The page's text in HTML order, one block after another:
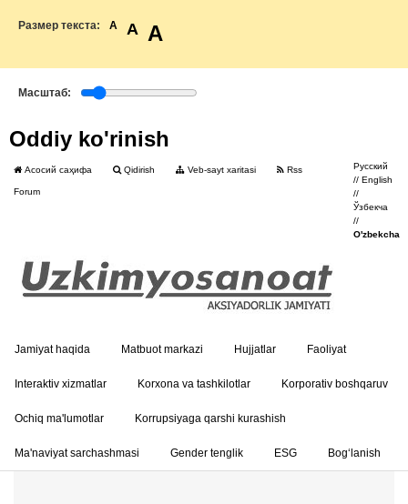
Размер текста: A A A
Масштаб:
Oddiy ko'rinish
Асосий саҳифа Qidirish Veb-sayt xaritasi Rss
Forum
Русский
//English
//
Ўзбекча
//
O'zbekcha
Jamiyat haqida Matbuot markazi Hujjatlar Faoliyat
Interaktiv xizmatlar Korxona va tashkilotlar Korporativ boshqaruv
Ochiq ma'lumotlar Korrupsiyaga qarshi kurashish
Ma'naviyat sarchashmasi Gender tenglik ESG Bog‘lanish